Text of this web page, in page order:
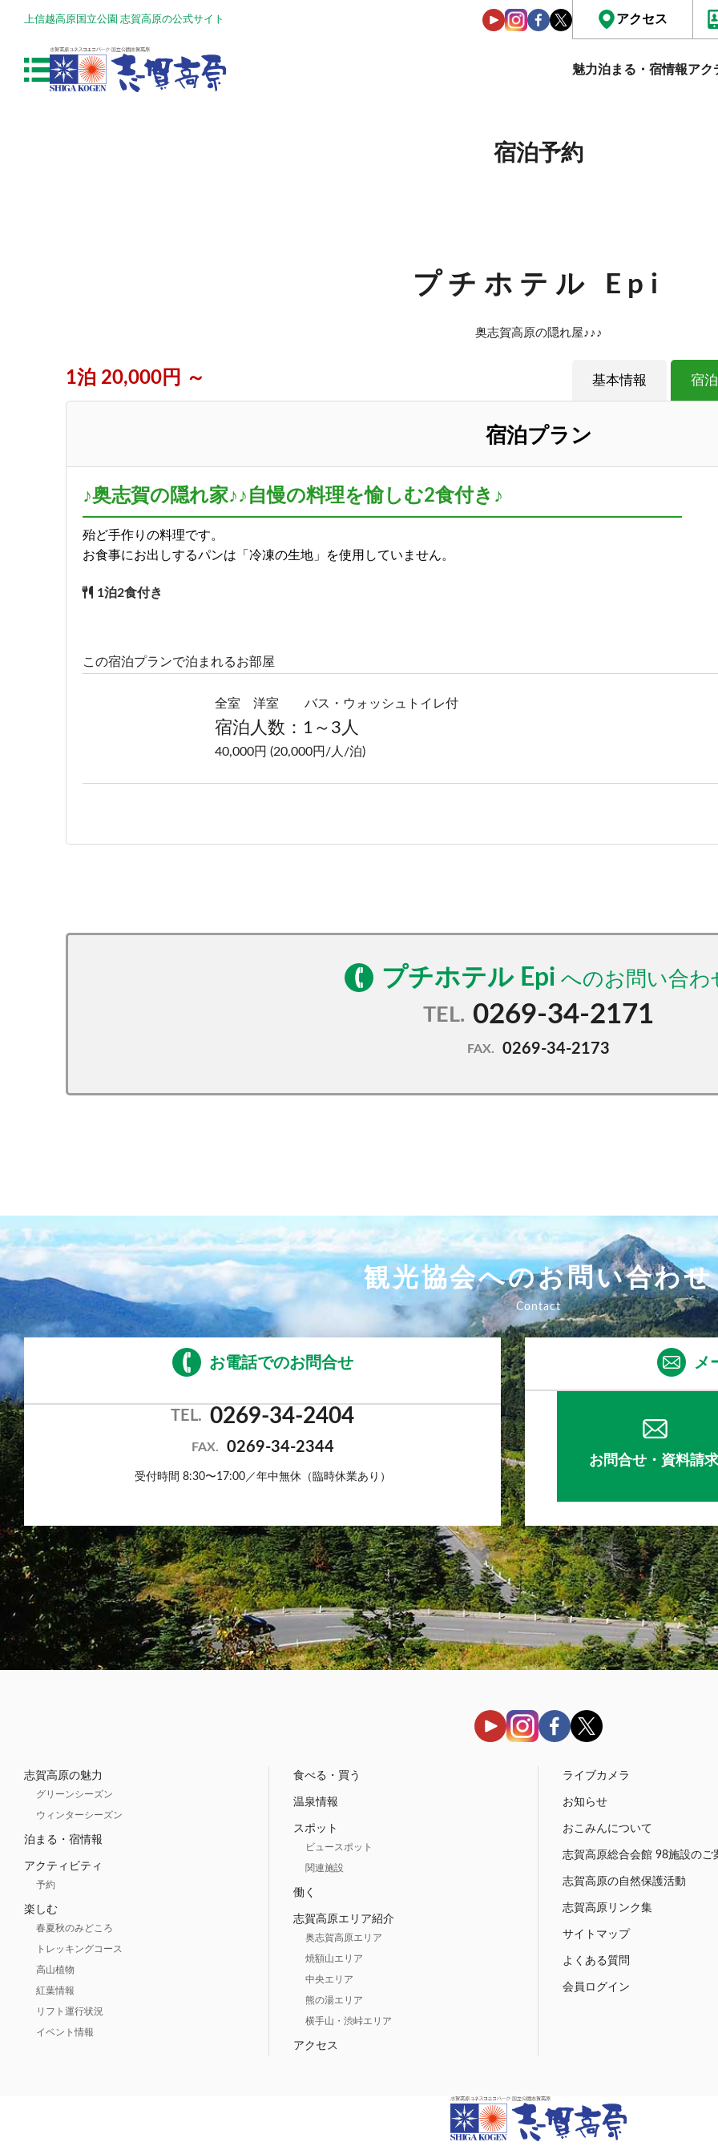
上信越高原国立公園 志賀高原の公式サイト アクセス
魅力泊まる・宿情報アク
宿泊予約
プチホテル Epi
奥志賀高原の隠れ屋♪♪♪
1泊 20,000円 ～ 基本情報 宿
宿泊プラン
♪奥志賀の隠れ家♪♪自慢の料理を愉しむ2食付き♪
殆ど手作りの料理です。
お食事にお出しするパンは「冷凍の生地」を使用していません。
1泊2食付き
この宿泊プランで泊まれるお部屋
全室 洋室 バス・ウォッシュトイレ付
宿泊人数：1～3人
40,000円 (20,000円/人/泊)
プチホテル Epi
TEL. 0269-34-2171
FAX. 0269-34-2173
観光協会へのお問い合わせ
お電話でのお問合せ
TEL. 0269-34-2404
FAX. 0269-34-2344
受付時間 8:30〜17:00／年中無休（臨時休業あり）
メ
お問合せ・資料請
志賀高原の魅力
グリーンシーズン
ウィンターシーズン
泊まる・宿情報
アクティビティ
予約
楽しむ
春夏秋のみどころ
トレッキングコース
高山植物
紅葉情報
リフト運行状況
イベント情報
食べる・買う
温泉情報
スポット
ビュースポット
関連施設
働く
志賀高原エリア紹介
奥志賀高原エリア
焼額山エリア
中央エリア
熊の湯エリア
横手山・渋峠エリア
アクセス
ライブカメラ
お知らせ
おこみんについて
志賀高原総合会館 98施設のご
志賀高原の自然保護活動
志賀高原リンク集
サイトマップ
よくある質問
会員ログイン